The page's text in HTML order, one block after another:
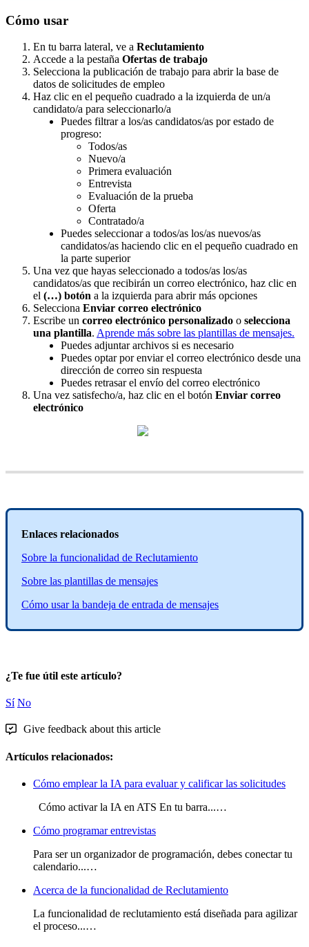
Cómo usar
En tu barra lateral, ve a Reclutamiento
Accede a la pestaña Ofertas de trabajo
Selecciona la publicación de trabajo para abrir la base de
datos de solicitudes de empleo
Haz clic en el pequeño cuadrado a la izquierda de un/a
candidato/a para seleccionarlo/a
Puedes filtrar a los/as candidatos/as por estado de
progreso:
Todos/as
Nuevo/a
Primera evaluación
Entrevista
Evaluación de la prueba
Oferta
Contratado/a
Puedes seleccionar a todos/as los/as nuevos/as
candidatos/as haciendo clic en el pequeño cuadrado en
la parte superior
Una vez que hayas seleccionado a todos/as los/as
candidatos/as que recibirán un correo electrónico, haz clic en
el (…) botón a la izquierda para abrir más opciones
Selecciona Enviar correo electrónico
Escribe un correo electrónico personalizado o selecciona
una plantilla. Aprende más sobre las plantillas de mensajes.
Puedes adjuntar archivos si es necesario
Puedes optar por enviar el correo electrónico desde una
dirección de correo sin respuesta
Puedes retrasar el envío del correo electrónico
Una vez satisfecho/a, haz clic en el botón Enviar correo
electrónico
Enlaces relacionados
Sobre la funcionalidad de Reclutamiento
Sobre las plantillas de mensajes
Cómo usar la bandeja de entrada de mensajes
¿Te fue útil este artículo?
Sí No
Give feedback about this article
Artículos relacionados:
Cómo emplear la IA para evaluar y calificar las solicitudes
Cómo activar la IA en ATS En tu barra...…
Cómo programar entrevistas
Para ser un organizador de programación, debes conectar tu
calendario...…
Acerca de la funcionalidad de Reclutamiento
La funcionalidad de reclutamiento está diseñada para agilizar
el proceso...…